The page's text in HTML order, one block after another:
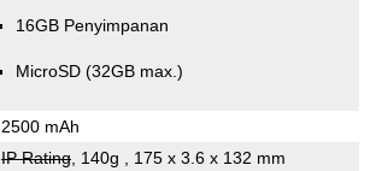
16GB Penyimpanan
MicroSD (32GB max.)
2500 mAh
IP Rating, 140g , 175 x 3.6 x 132 mm